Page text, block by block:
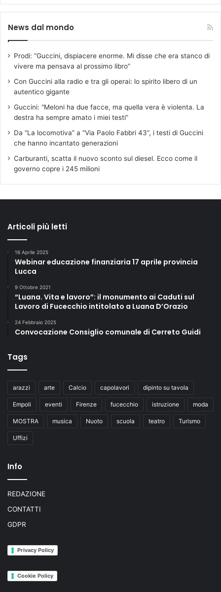
News dal mondo
Prodi: “Guccini, dispiacere enorme. Mi disse che era stanco di
vivere ma pensava al prossimo libro”
Con Guccini alla radio e tra gli operai: lo spirito libero di un
autentico gigante
Guccini: “Meloni ha due facce, ma quella vera è violenta. La
destra ha sempre amato i miei testi”
Da “La locomotiva” a “Via Paolo Fabbri 43”, i testi di Guccini
che hanno incantato generazioni
Carburanti, scatta il nuovo sconto sul diesel. Ecco come il
governo copre i 245 milioni
Articoli più letti
16 Aprile 2025
Webinar educazione finanziaria 17 aprile provincia
Lucca
9 Ottobre 2021
“Luana. Vita e lavoro”: il monumento ai Caduti sul
Lavoro di Fucecchio intitolato a Luana D’Orazio
24 Febbraio 2025
Convocazione Consiglio comunale di Cerreto Guidi
Tags
arazzi arte Calcio capolavori dipinto su tavola
Empoli eventi Firenze fucecchio istruzione moda
MOSTRA musica Nuoto scuola teatro Turismo
Uffizi
Info
REDAZIONE
CONTATTI
GDPR
Privacy Policy
Cookie Policy